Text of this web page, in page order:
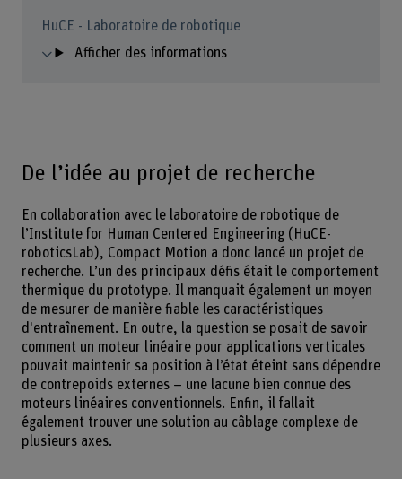
HuCE - Laboratoire de robotique
Afficher des informations
De l’idée au projet de recherche
En collaboration avec le laboratoire de robotique de
l’Institute for Human Centered Engineering (HuCE-
roboticsLab), Compact Motion a donc lancé un projet de
recherche. L’un des principaux défis était le comportement
thermique du prototype. Il manquait également un moyen
de mesurer de manière fiable les caractéristiques
d'entraînement. En outre, la question se posait de savoir
comment un moteur linéaire pour applications verticales
pouvait maintenir sa position à l’état éteint sans dépendre
de contrepoids externes – une lacune bien connue des
moteurs linéaires conventionnels. Enfin, il fallait
également trouver une solution au câblage complexe de
plusieurs axes.